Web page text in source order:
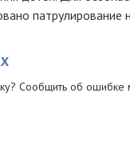
Cообщить об ошибке